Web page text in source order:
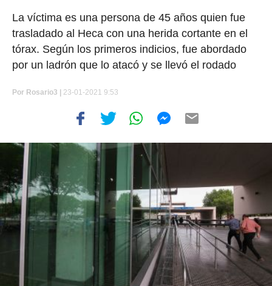
La víctima es una persona de 45 años quien fue
trasladado al Heca con una herida cortante en el
tórax. Según los primeros indicios, fue abordado
por un ladrón que lo atacó y se llevó el rodado
Por Rosario3 | 23-01-2021 9:53